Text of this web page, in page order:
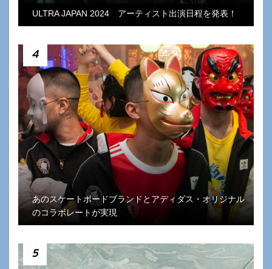
ULTRA JAPAN 2024 アーティスト出演日程を発表！
4
あのスケートボードブランドとアディダス・オリジナル
のコラボレートが実現
5